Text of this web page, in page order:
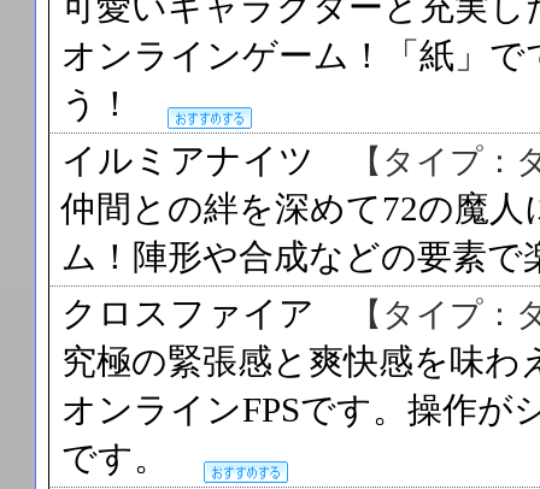
オンラインゲーム！「紙」
う！
イルミアナイツ
【タイプ
仲間との絆を深めて72の魔
ム！陣形や合成などの要素
クロスファイア
【タイプ
究極の緊張感と爽快感を味
オンラインFPSです。操作が
です。